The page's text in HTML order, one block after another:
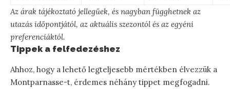
Az árak tájékoztató jellegűek, és nagyban függhetnek az
utazás időpontjától, az aktuális szezontól és az egyéni
preferenciáktól.
Tippek a felfedezéshez
Ahhoz, hogy a lehető legteljesebb mértékben élvezzük a
Montparnasse-t, érdemes néhány tippet megfogadni.